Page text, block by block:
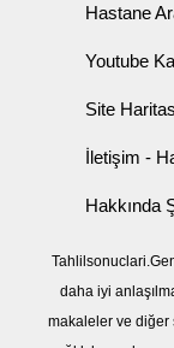
Hastane
Youtube
Site
İletişim -
Hakkında
daha iyi
makaleler ve diğer